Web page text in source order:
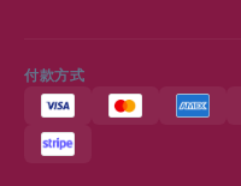
付款方式